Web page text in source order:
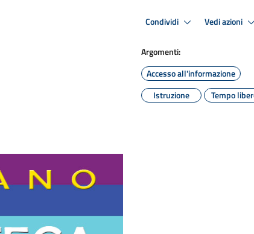
Condividi Vedi azioni
Argomenti:
Accesso all'informazione
Istruzione
Tempo